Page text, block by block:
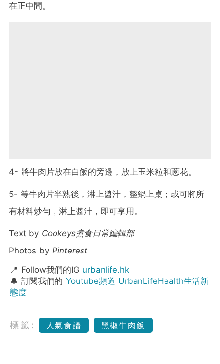
在正中間。
4- 將牛肉片放在白飯的旁邊，放上玉米粒和蔥花。
5- 等牛肉片半熟後，淋上醬汁，整鍋上桌；或可將所
有材料炒勻，淋上醬汁，即可享用。
Text by Cookeys煮食日常編輯部
Photos by Pinterest
📍 Follow我們的IG urbanlife.hk
🔔 訂閱我們的 Youtube頻道 UrbanLifeHealth生活新
態度
標籤: 人氣食譜 黑椒牛肉飯